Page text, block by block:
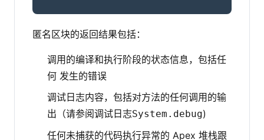
匿名区块的返回结果包括：
调用的编译和执行阶段的状态信息，包括任
何 发生的错误
调试日志内容，包括对方法的任何调用的输
出（请参阅调试日志System.debug)
任何未捕获的代码执行异常的 Apex 堆栈跟